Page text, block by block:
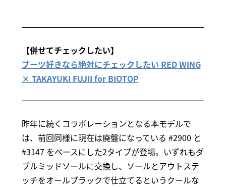
【併せてチェックしたい】
ブーツ好きなら絶対にチェックしたい RED WING
× TAKAYUKI FUJII for BIOTOP
昨年に続くコラボレーションとなる本モデルで
は、前回同様に現在は廃盤になっている #2900 と
#3147 をベースにした2タイプが登場。いずれもダ
ブルミッドソールに交換し、ソールとアウトステ
ッチをオールブラックで仕立てるというクールな